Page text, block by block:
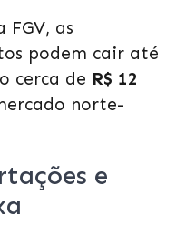
FGV, as
podem cair até
cerca de R$ 12
norte-
e